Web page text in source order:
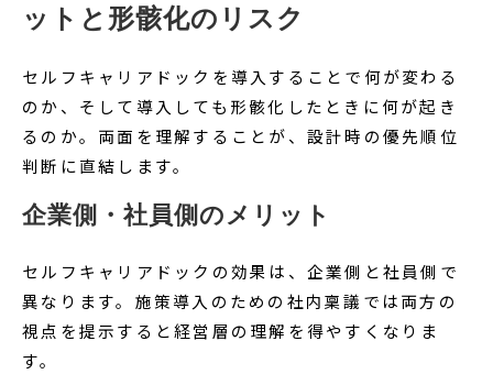
ットと形骸化のリスク
セルフキャリアドックを導入することで何が変わる
のか、そして導入しても形骸化したときに何が起き
るのか。両面を理解することが、設計時の優先順位
判断に直結します。
企業側・社員側のメリット
セルフキャリアドックの効果は、企業側と社員側で
異なります。施策導入のための社内稟議では両方の
視点を提示すると経営層の理解を得やすくなりま
す。